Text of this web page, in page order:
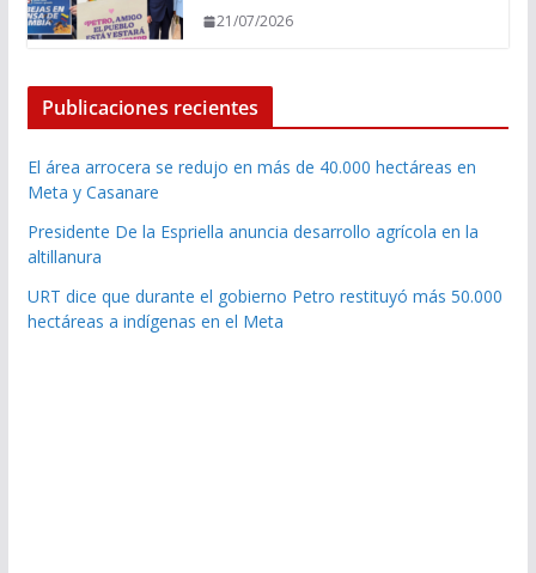
21/07/2026
Publicaciones recientes
El área arrocera se redujo en más de 40.000 hectáreas en
Meta y Casanare
Presidente De la Espriella anuncia desarrollo agrícola en la
altillanura
URT dice que durante el gobierno Petro restituyó más 50.000
hectáreas a indígenas en el Meta